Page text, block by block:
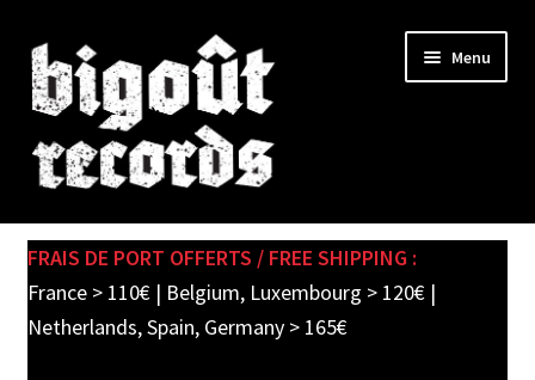
Skip
to
navigation
Skip
to
content
Menu
SHOP
child
PRE-ORDERS
FRAIS DE PORT OFFERTS / FREE SHIPPING :
France > 110€ | Belgium, Luxembourg > 120€ |
Netherlands, Spain, Germany > 165€